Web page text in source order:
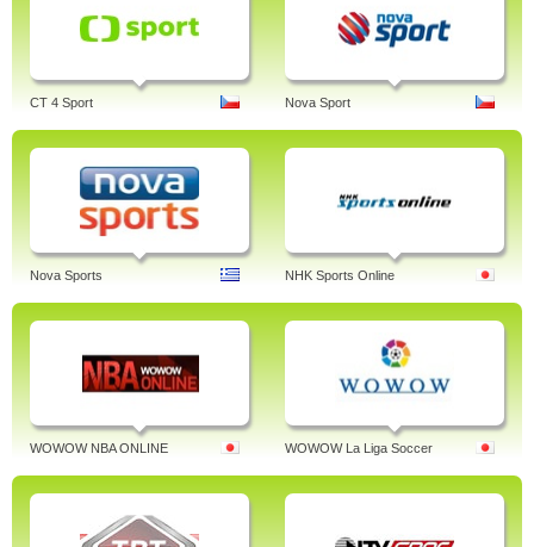
CT 4 Sport Nova Sport
Nova Sports NHK Sports Online
WOWOW NBA ONLINE WOWOW La Liga Soccer